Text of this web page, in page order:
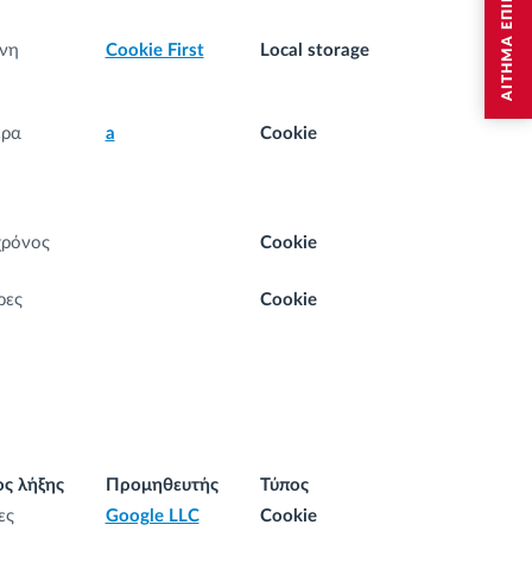
Cookie First Local storage
a Cookie
Cookie
Cookie
λήξης Προμηθευτής
Τύπος
Google LLC Cookie